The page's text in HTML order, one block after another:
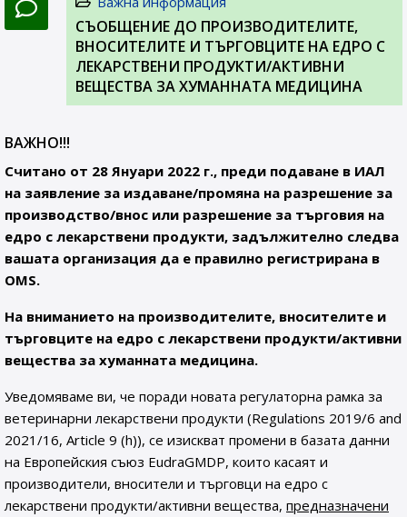
СЪОБЩЕНИЕ ДО ПРОИЗВОДИТЕЛИТЕ,
ВНОСИТЕЛИТЕ И ТЪРГОВЦИТЕ НА ЕДРО С
ЛЕКАРСТВЕНИ ПРОДУКТИ/АКТИВНИ
ВЕЩЕСТВА ЗА ХУМАННАТА МЕДИЦИНА
ВАЖНО!!!
Считано от 28 Януари 2022 г., преди подаване в ИАЛ
на заявление за издаване/промяна на разрешение за
производство/внос или разрешение за търговия на
едро с лекарствени продукти, задължително следва
вашата организация да е правилно регистрирана в
OMS.
На вниманието на производителите, вносителите и
търговците на едро с лекарствени продукти/активни
вещества за хуманната медицина.
Уведомяваме ви, че поради новата регулаторна рамка за
ветеринарни лекарствени продукти (Regulations 2019/6 and
2021/16, Article 9 (h)), се изискват промени в базата данни
на Европейския съюз EudraGMDP, които касаят и
производители, вносители и търговци на едро с
лекарствени продукти/активни вещества, предназначени